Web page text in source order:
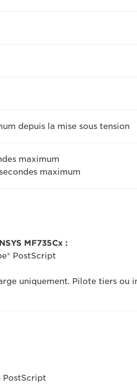
depuis la mise sous tension
maximum
maximum
MF735Cx :
PostScript
uniquement. Pilote tiers ou
PostScript